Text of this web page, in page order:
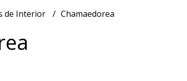
de Interior Chamaedorea